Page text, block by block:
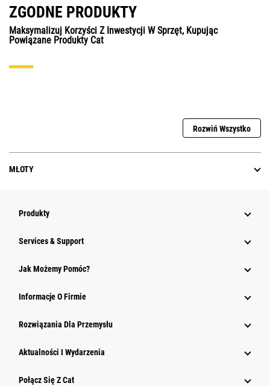
ZGODNE PRODUKTY
Maksymalizuj Korzyści Z Inwestycji W Sprzęt, Kupując
Powiązane Produkty Cat
Rozwiń Wszystko
MŁOTY
Produkty
Services & Support
Jak Możemy Pomóc?
Informacje O Firmie
Rozwiązania Dla Przemysłu
Aktualności I Wydarzenia
Połącz Się Z Cat